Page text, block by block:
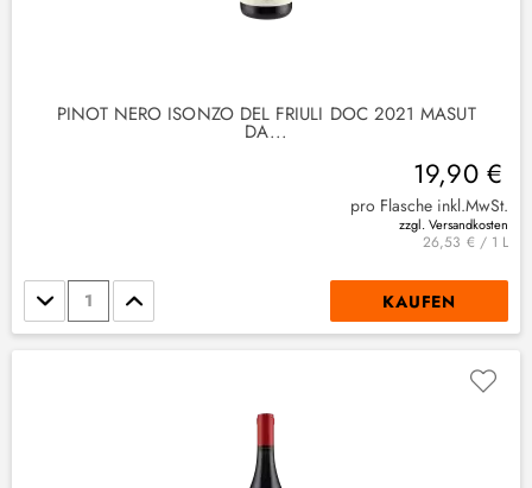
PINOT NERO ISONZO DEL FRIULI DOC 2021 MASUT
DA...
19,90 €
pro Flasche inkl.MwSt.
zzgl. Versandkosten
26,53 € / 1 L
Stückzahl KAUFEN